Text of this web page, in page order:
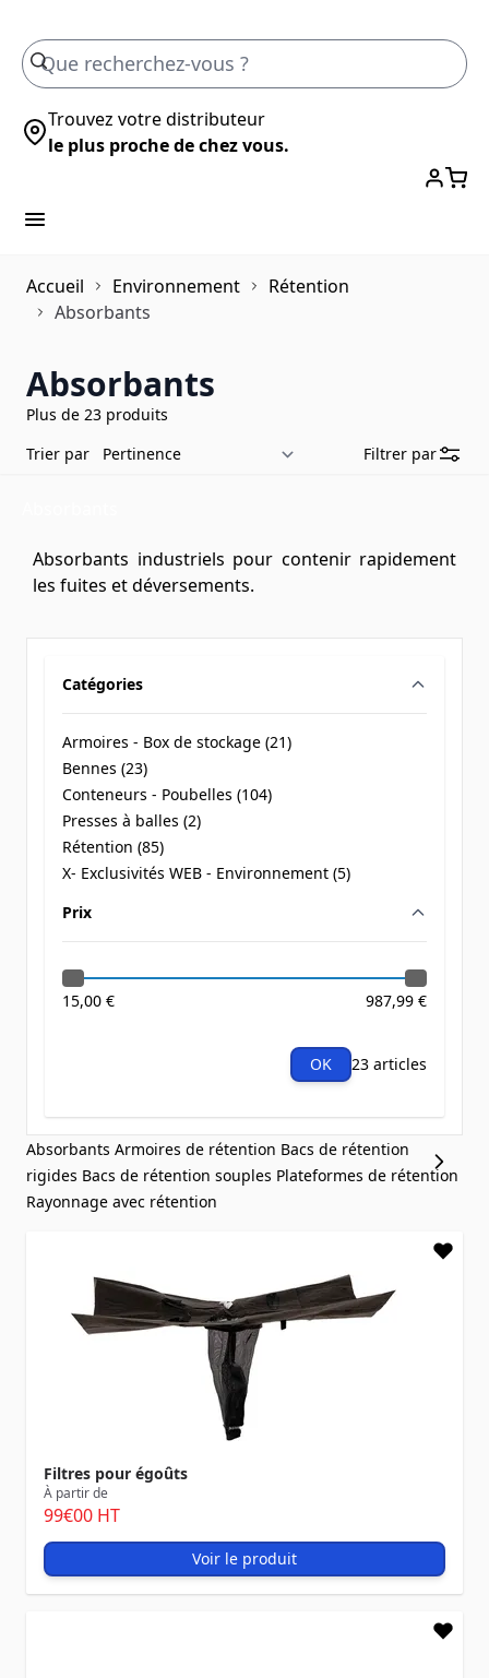
Trouvez votre distributeur
le plus proche de chez vous.
Accueil Environnement
Rétention
Absorbants
Absorbants
Plus de 23 produits
Trier par
Filtrer par
Absorbants industriels pour contenir rapidement
les fuites et déversements.
Catégories
Armoires - Box de stockage (21
products available
)
Bennes (23
products available
)
Conteneurs - Poubelles (104
products available
)
Presses à balles (2
products available)
Rétention (85
products available
)
X- Exclusivités WEB - Environnement (5
products available
)
Prix
15,00 € 987,99 €
OK 23 articles
Absorbants Armoires de rétention Bacs de rétention
rigides Bacs de rétention souples Plateformes de rétention
Rayonnage avec rétention
Filtres pour égoûts
À partir de
99€00 HT
Voir le produit